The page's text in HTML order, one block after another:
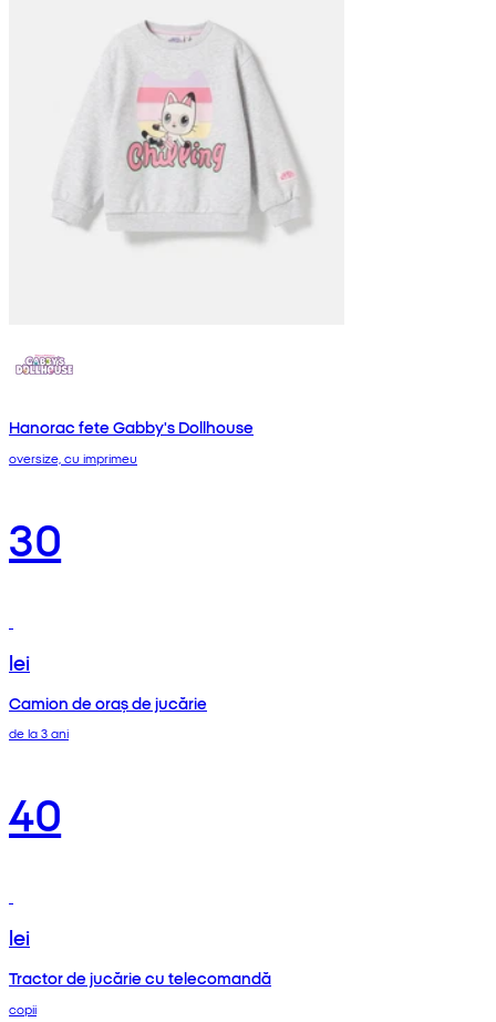
Hanorac fete Gabby's Dollhouse
oversize, cu imprimeu
30
lei
Camion de oraș de jucărie
de la 3 ani
40
lei
Tractor de jucărie cu telecomandă
copii